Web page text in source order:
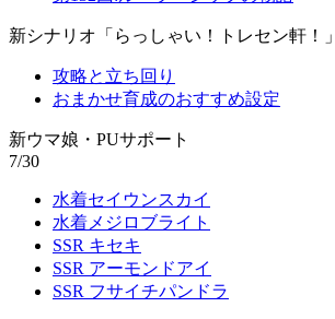
新シナリオ「らっしゃい！トレセン軒！」
攻略と立ち回り
おまかせ育成のおすすめ設定
新ウマ娘・PUサポート
7/30
水着セイウンスカイ
水着メジロブライト
SSR キセキ
SSR アーモンドアイ
SSR フサイチパンドラ